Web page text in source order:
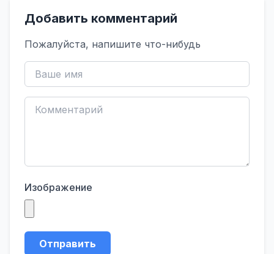
Добавить комментарий
Пожалуйста, напишите что-нибудь
Изображение
Отправить